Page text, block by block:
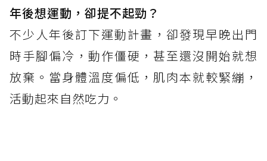
年後想運動，卻提不起勁？
不少人年後訂下運動計畫，卻發現早晚出門
時手腳偏冷，動作僵硬，甚至還沒開始就想
放棄。當身體溫度偏低，肌肉本就較緊繃，
活動起來自然吃力。